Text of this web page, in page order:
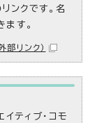
ンクです。名
す。
外部リンク）
ティブ・コモ